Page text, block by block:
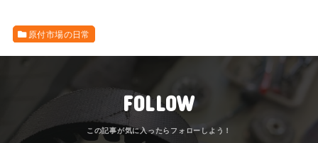
原付市場の日常
FOLLOW